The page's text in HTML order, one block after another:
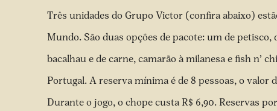
Três unidades do Grupo Victor (confira abaixo)
Mundo. São duas opções de pacote: um de
bacalhau e de carne, camarão à milanesa e fish n’
Portugal. A reserva mínima é de 8 pessoas, o valor
Durante o jogo, o chope custa R$ 6,90. Reservas